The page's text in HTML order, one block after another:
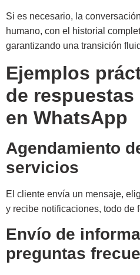
Si es necesario, la
humano, con el historial
garantizando una transición
Ejemplos
de
en WhatsApp
Agendamiento
servicios
El cliente envía un mensaje,
y recibe notificaciones, todo de
Envío de
preguntas